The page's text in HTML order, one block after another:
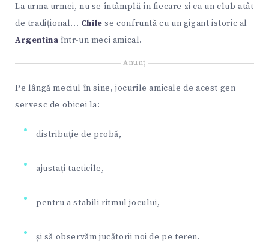
La urma urmei, nu se întâmplă în fiecare zi ca un club atât
de tradițional... Chile se confruntă cu un gigant istoric al
Argentina într-un meci amical.
Anunţ
Pe lângă meciul în sine, jocurile amicale de acest gen
servesc de obicei la:
distribuție de probă,
ajustați tacticile,
pentru a stabili ritmul jocului,
și să observăm jucătorii noi de pe teren.